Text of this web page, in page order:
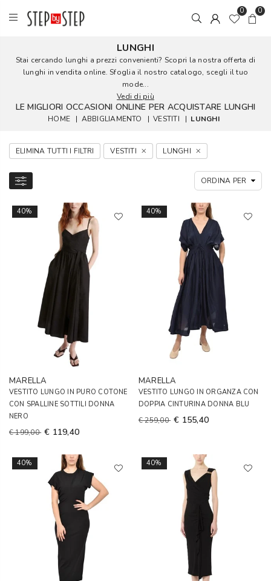
0 0
LUNGHI
Stai cercando lunghi a prezzi convenienti? Scopri la nostra offerta di
lunghi in vendita online. Sfoglia il nostro catalogo, scegli il tuo
mode...
Vedi di più
LE MIGLIORI OCCASIONI ONLINE PER ACQUISTARE LUNGHI
HOME | ABBIGLIAMENTO | VESTITI | LUNGHI
ELIMINA TUTTI I FILTRI VESTITI LUNGHI
40%
MARELLA
VESTITO LUNGO IN PURO COTONE
CON SPALLINE SOTTILI DONNA
NERO
€ 199,00 € 119,40
40%
MARELLA
VESTITO LUNGO IN ORGANZA CON
DOPPIA CINTURINA DONNA BLU
€ 259,00 € 155,40
40% 40%